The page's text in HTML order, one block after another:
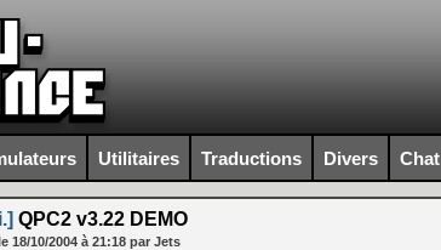
Utilitaires Traductions Divers Chat
QPC2 v3.22 DEMO
18/10/2004 à 21:18 par Jets